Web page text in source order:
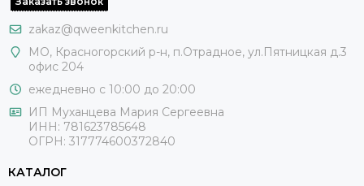
zakaz@qweenkitchen.ru
МО, Красногорский р-н, п.Отрадное, ул.Пятницкая д.3
офис 204
ежедневно с 10:00 до 20:00
ИП Муханцева Мария Сергеевна
ИНН: 781623785648
ОГРН: 317774600372840
КАТАЛОГ